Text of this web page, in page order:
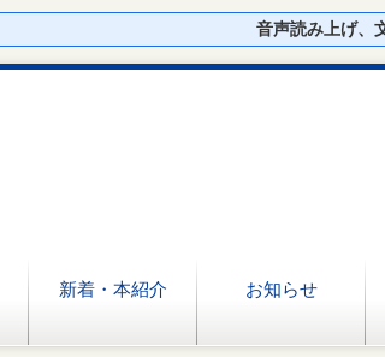
音声読み上げ、
新着・本紹介 お知らせ